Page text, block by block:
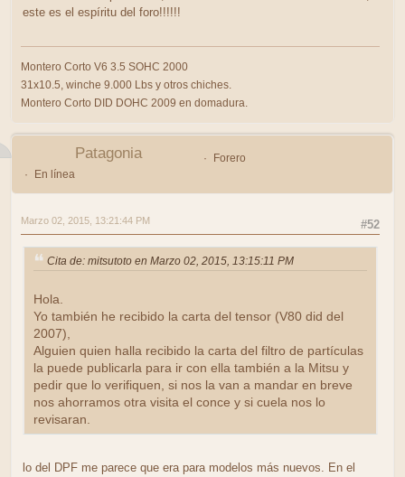
este es el espíritu del foro!!!!!!
Montero Corto V6 3.5 SOHC 2000
31x10.5, winche 9.000 Lbs y otros chiches.
Montero Corto DID DOHC 2009 en domadura.
Patagonia
Forero
En línea
#52
Marzo 02, 2015, 13:21:44 PM
Cita de: mitsutoto en Marzo 02, 2015, 13:15:11 PM
Hola.
Yo también he recibido la carta del tensor (V80 did del
2007),
Alguien quien halla recibido la carta del filtro de partículas
la puede publicarla para ir con ella también a la Mitsu y
pedir que lo verifiquen, si nos la van a mandar en breve
nos ahorramos otra visita el conce y si cuela nos lo
revisaran.
lo del DPF me parece que era para modelos más nuevos. En el